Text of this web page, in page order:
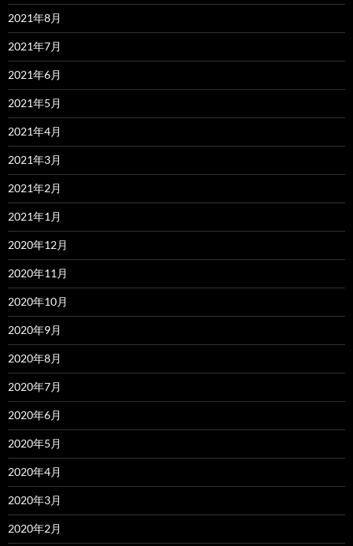
2021年8月
2021年7月
2021年6月
2021年5月
2021年4月
2021年3月
2021年2月
2021年1月
2020年12月
2020年11月
2020年10月
2020年9月
2020年8月
2020年7月
2020年6月
2020年5月
2020年4月
2020年3月
2020年2月